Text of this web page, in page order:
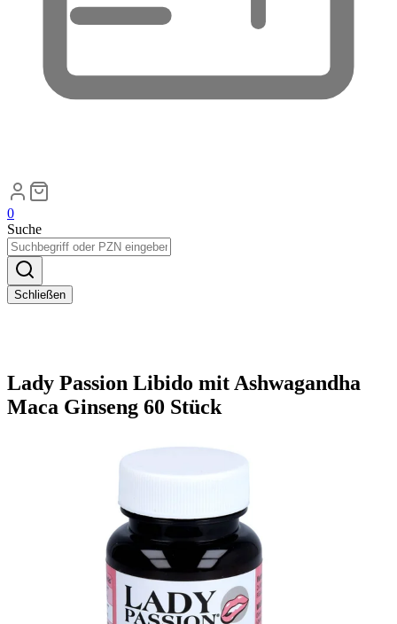
0
Suche
Schließen
Lady Passion Libido mit Ashwagandha
Maca Ginseng 60 Stück